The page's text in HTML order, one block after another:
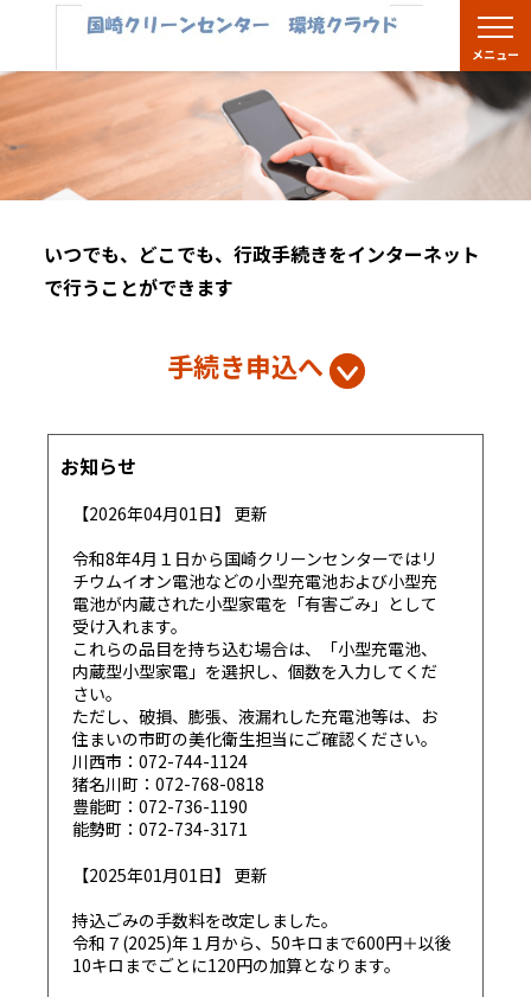
メ
メニュー
いつでも、どこでも、行政手続きをインターネット
で行うことができます
手続き申込へ
お知らせ
【2026年04月01日】 更新
令和8年4月１日から国崎クリーンセンターではリ
チウムイオン電池などの小型充電池および小型充
電池が内蔵された小型家電を「有害ごみ」として
受け入れます。
これらの品目を持ち込む場合は、「小型充電池、
内蔵型小型家電」を選択し、個数を入力してくだ
さい。
ただし、破損、膨張、液漏れした充電池等は、お
住まいの市町の美化衛生担当にご確認ください。
川西市：072-744-1124
猪名川町：072-768-0818
豊能町：072-736-1190
能勢町：072-734-3171
【2025年01月01日】 更新
持込ごみの手数料を改定しました。
令和７(2025)年１月から、50キロまで600円＋以後
10キロまでごとに120円の加算となります。